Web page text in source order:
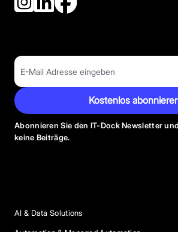
Kostenlos
Abonnieren Sie den IT-Dock Newsletter
keine Beiträge.
AI & Data Solutions